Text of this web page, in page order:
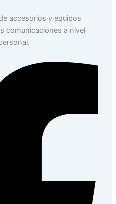
accesorios y equipos
comunicaciones a nivel